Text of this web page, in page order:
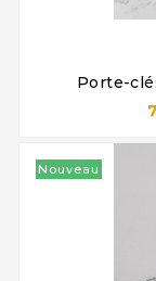
Porte-
Nouveau